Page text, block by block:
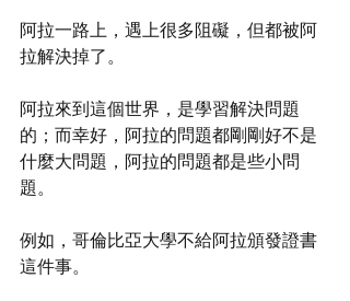
阿拉一路上，遇上很多阻礙，但都被阿
拉解決掉了。
阿拉來到這個世界，是學習解決問題
的；而幸好，阿拉的問題都剛剛好不是
什麼大問題，阿拉的問題都是些小問
題。
例如，哥倫比亞大學不給阿拉頒發證書
這件事。